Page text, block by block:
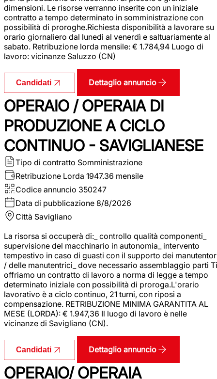
dimensioni. Le risorse verranno inserite con un iniziale
contratto a tempo determinato in somministrazione con
possibilità di proroghe.Richiesta disponibilità a lavorare su
orario giornaliero dal lunedì al venerdì e saltuariamente al
sabato. Retribuzione lorda mensile: € 1.784,94 Luogo di
lavoro: vicinanze Saluzzo (CN)
Candidati Dettaglio annuncio
OPERAIO / OPERAIA DI
PRODUZIONE A CICLO
CONTINUO - SAVIGLIANESE
Tipo di contratto Somministrazione
Retribuzione Lorda 1947.36 mensile
Codice annuncio 350247
Data di pubblicazione 8/8/2026
Città Savigliano
La risorsa si occuperà di:_ controllo qualità componenti_
supervisione del macchinario in autonomia_ intervento
tempestivo in caso di guasti con il supporto dei
/ delle manutentrici_ dove necessario assemblaggio parti Ti
offriamo un contratto di lavoro a norma di legge a tempo
determinato iniziale con possibilità di proroga.L'orario
lavorativo è a ciclo continuo, 21 turni, con riposi a
compensazione. RETRIBUZIONE MINIMA GARANTITA AL
MESE (LORDA): € 1.947,36 Il luogo di lavoro è nelle
vicinanze di Savigliano (CN).
Candidati Dettaglio annuncio
OPERAIO/ OPERAIA